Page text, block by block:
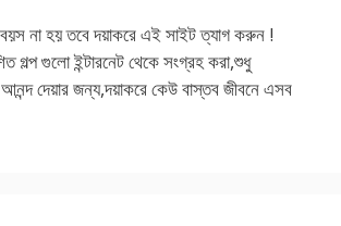
না হয় তবে দয়াকরে এই সাইট ত্যাগ করুন !
গল্প গুলো ইন্টারনেট থেকে সংগ্রহ করা,শুধু
দেয়ার জন্য,দয়াকরে কেউ বাস্তব জীবনে এসব